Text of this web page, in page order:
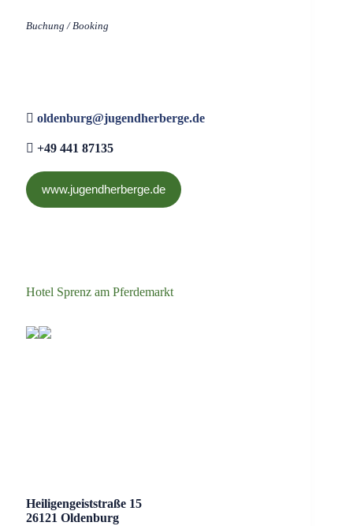
Buchung / Booking
oldenburg@jugendherberge.de
+49 441 87135
www.jugendherberge.de
Hotel Sprenz am Pferdemarkt
Heiligengeiststraße 15
26121 Oldenburg